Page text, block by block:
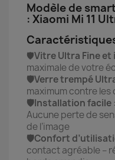
Modèle de
: Xiaomi Mi 11
🛡️Vitre Ultra Fine
maximale de votre
🛡️Verre trempé
maximum contre
🛡️Installation facile
Aucune perte de
de l’image
🛡️Confort
contact agréable –